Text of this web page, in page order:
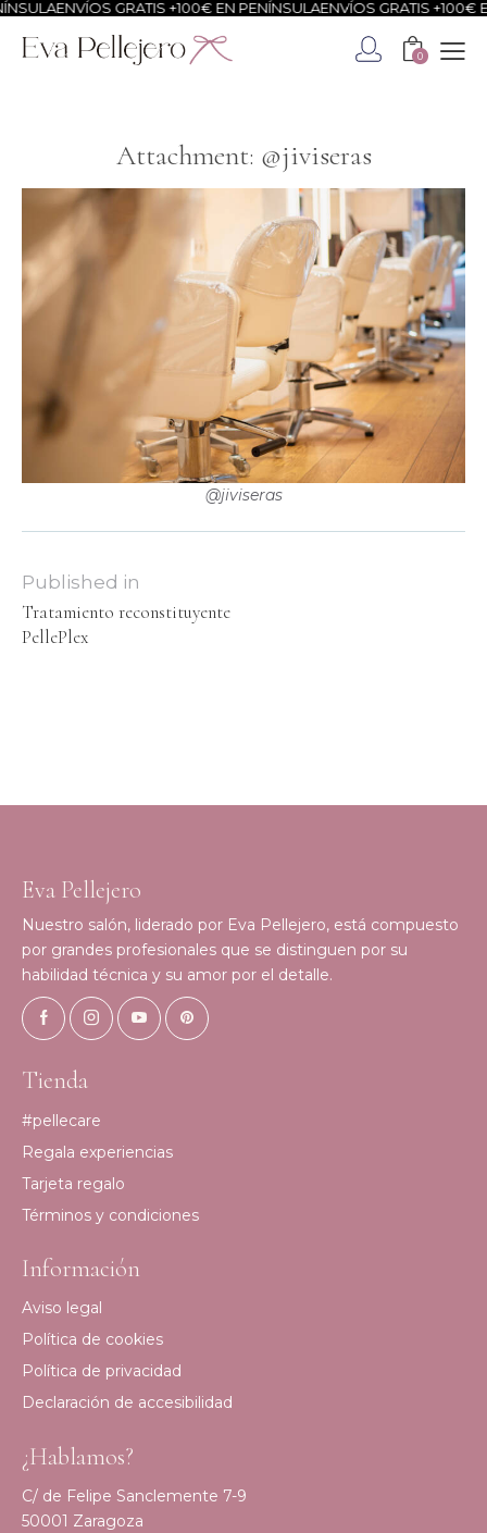
ENVÍOS GRATIS +100€ EN PENÍNSULA ENVÍOS GRATIS +100€
0
Attachment: @jiviseras
@jiviseras
Published in
Tratamiento reconstituyente
PellePlex
Eva Pellejero
Nuestro salón, liderado por Eva Pellejero, está compuesto
por grandes profesionales que se distinguen por su
habilidad técnica y su amor por el detalle.
Tienda
#pellecare
Regala experiencias
Tarjeta regalo
Términos y condiciones
Información
Aviso legal
Política de cookies
Política de privacidad
Declaración de accesibilidad
¿Hablamos?
C/ de Felipe Sanclemente 7-9
50001 Zaragoza